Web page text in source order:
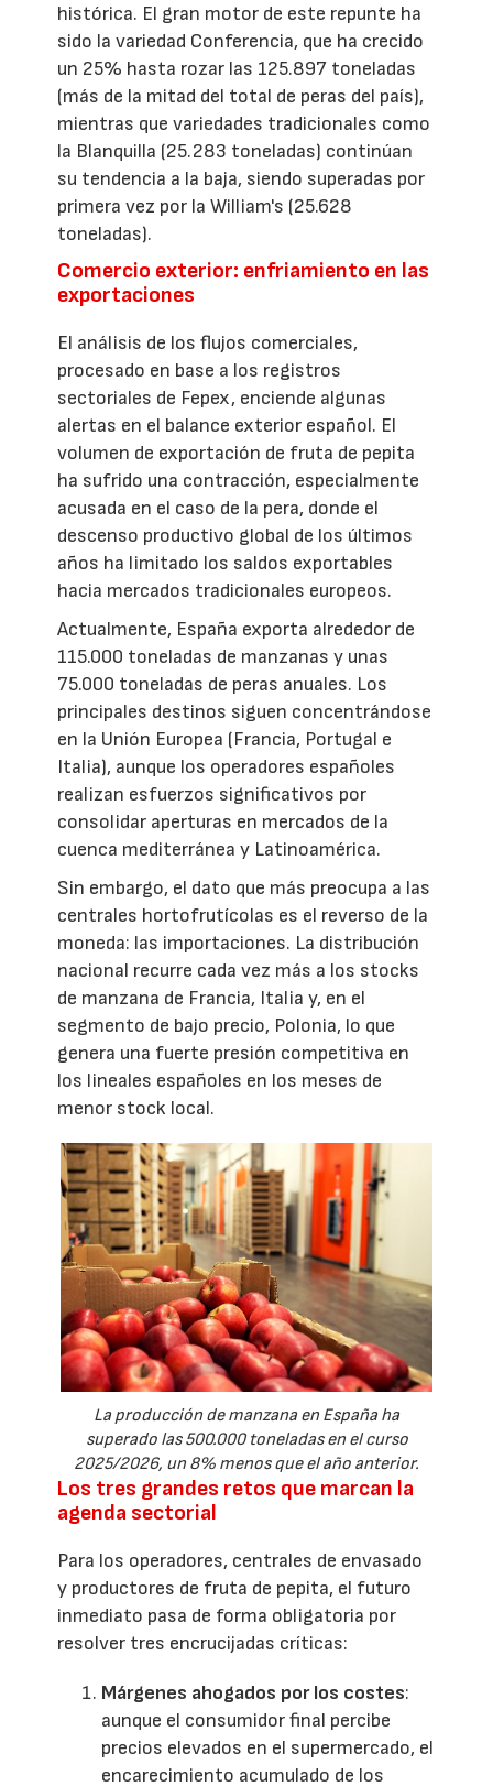
histórica. El gran motor de este repunte ha
sido la variedad Conferencia, que ha crecido
un 25% hasta rozar las 125.897 toneladas
(más de la mitad del total de peras del país),
mientras que variedades tradicionales como
la Blanquilla (25.283 toneladas) continúan
su tendencia a la baja, siendo superadas por
primera vez por la William's (25.628
toneladas).
Comercio exterior: enfriamiento en las
exportaciones
El análisis de los flujos comerciales,
procesado en base a los registros
sectoriales de Fepex, enciende algunas
alertas en el balance exterior español. El
volumen de exportación de fruta de pepita
ha sufrido una contracción, especialmente
acusada en el caso de la pera, donde el
descenso productivo global de los últimos
años ha limitado los saldos exportables
hacia mercados tradicionales europeos.
Actualmente, España exporta alrededor de
115.000 toneladas de manzanas y unas
75.000 toneladas de peras anuales. Los
principales destinos siguen concentrándose
en la Unión Europea (Francia, Portugal e
Italia), aunque los operadores españoles
realizan esfuerzos significativos por
consolidar aperturas en mercados de la
cuenca mediterránea y Latinoamérica.
Sin embargo, el dato que más preocupa a las
centrales hortofrutícolas es el reverso de la
moneda: las importaciones. La distribución
nacional recurre cada vez más a los stocks
de manzana de Francia, Italia y, en el
segmento de bajo precio, Polonia, lo que
genera una fuerte presión competitiva en
los lineales españoles en los meses de
menor stock local.
La producción de manzana en España ha
superado las 500.000 toneladas en el curso
2025/2026, un 8% menos que el año anterior.
Los tres grandes retos que marcan la
agenda sectorial
Para los operadores, centrales de envasado
y productores de fruta de pepita, el futuro
inmediato pasa de forma obligatoria por
resolver tres encrucijadas críticas:
Márgenes ahogados por los costes:
aunque el consumidor final percibe
precios elevados en el supermercado, el
encarecimiento acumulado de los